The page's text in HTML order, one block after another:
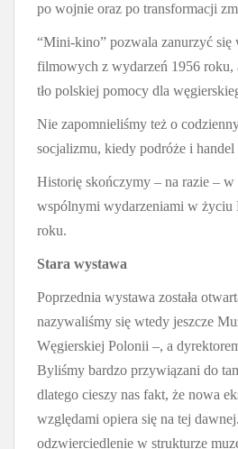
po wojnie oraz po transformacji
“Mini-kino” pozwala zanurzyć się
filmowych z wydarzeń 1956 roku,
tło polskiej pomocy dla
Nie zapomnieliśmy też o
socjalizmu, kiedy podróże i handel
Historię skończymy – na razie – w
wspólnymi wydarzeniami w życiu
roku.
Stara wystawa
Poprzednia wystawa została
nazywaliśmy się wtedy jeszcze
Węgierskiej Polonii –, a
Byliśmy bardzo przywiązani do
dlatego cieszy nas fakt, że nowa
względami opiera się na tej
odzwierciedlenie w strukturze